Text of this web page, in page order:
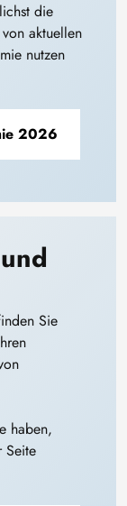
die
aktuellen
nutzen
2026
Sie
haben,
Seite